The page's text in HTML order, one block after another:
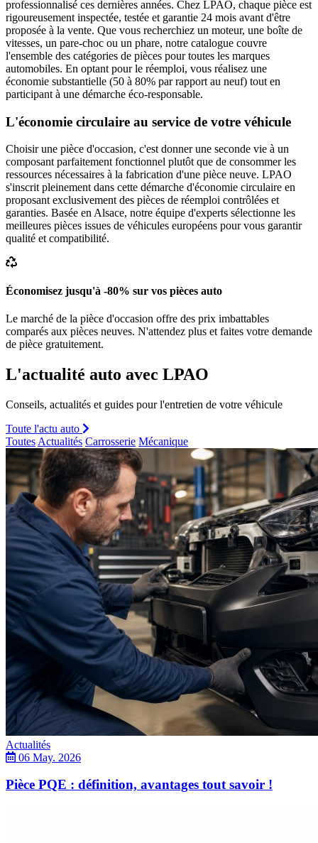
professionnalisé ces dernières années. Chez LPAO, chaque pièce est
rigoureusement inspectée, testée et garantie 24 mois avant d'être
proposée à la vente. Que vous recherchiez un moteur, une boîte de
vitesses, un pare-choc ou un phare, notre catalogue couvre
l'ensemble des catégories de pièces pour toutes les marques
automobiles. En optant pour le réemploi, vous réalisez une
économie substantielle (50 à 80% par rapport au neuf) tout en
participant à une démarche éco-responsable.
L'économie circulaire au service de votre véhicule
Choisir une pièce d'occasion, c'est donner une seconde vie à un
composant parfaitement fonctionnel plutôt que de consommer les
ressources nécessaires à la fabrication d'une pièce neuve. LPAO
s'inscrit pleinement dans cette démarche d'économie circulaire en
proposant exclusivement des pièces de réemploi contrôlées et
garanties. Basée en Alsace, notre équipe d'experts sélectionne les
meilleures pièces issues de véhicules européens pour vous garantir
qualité et compatibilité.
Économisez jusqu'à -80% sur vos pièces auto
Le marché de la pièce d'occasion offre des prix imbattables
comparés aux pièces neuves. N'attendez plus et faites votre demande
de pièce gratuitement.
L'actualité auto avec LPAO
Conseils, actualités et guides pour l'entretien de votre véhicule
Toute l'actu auto
Toutes Actualités Carrosserie Mécanique
Actualités
06 May. 2026
Pièce PQE : définition, avantages tout savoir !